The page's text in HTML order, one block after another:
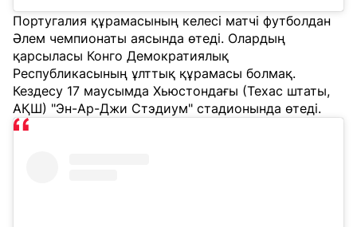
Португалия құрамасының келесі матчі футболдан
Әлем чемпионаты аясында өтеді. Олардың
қарсыласы Конго Демократиялық
Республикасының ұлттық құрамасы болмақ.
Кездесу 17 маусымда Хьюстондағы (Техас штаты,
АҚШ) "Эн-Ар-Джи Стэдиум" стадионында өтеді.